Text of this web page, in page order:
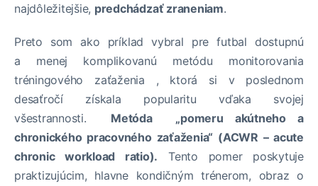
najdôležitejšie, predchádzať zraneniam.
Preto som ako príklad vybral pre futbal dostupnú
a menej komplikovanú metódu monitorovania
tréningového zaťaženia , ktorá si v poslednom
desaťročí získala popularitu vďaka svojej
všestrannosti. Metóda „pomeru akútneho a
chronického pracovného zaťaženia“ (ACWR – acute
chronic workload ratio). Tento pomer poskytuje
praktizujúcim, hlavne kondičným trénerom, obraz o